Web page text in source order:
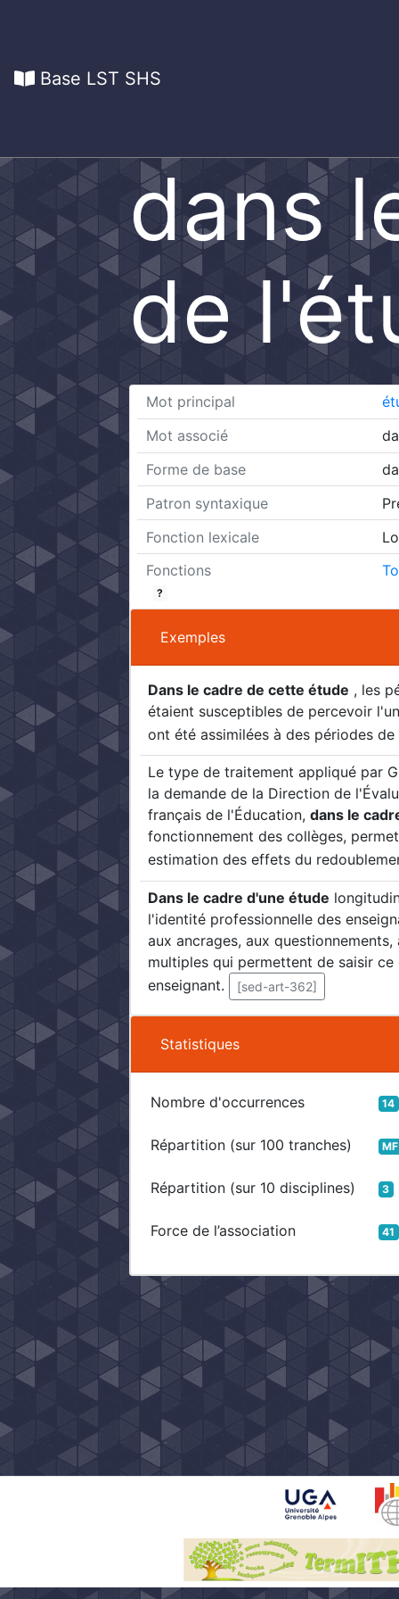
Base LST SHS
dans
de
Mot principal
Mot associé
Forme de base
Patron syntaxique
Fonction lexicale
Fonctions
?
Exemples
Dans le cadre de cette étude , les
étaient susceptibles de percevoir
ont été assimilées à des périodes
Le type de traitement appliqué par
la demande de la Direction de
français de l'Éducation,dans le
fonctionnement des collèges,
estimation des effets du
Dans le cadre d'une étude
l'identité professionnelle des
aux ancrages, aux
multiples qui permettent de saisir
enseignant.
[sed-art-362]
Statistiques
Nombre d'occurrences 14
Répartition (sur 100 tranches) MF
Répartition (sur 10 disciplines) 3
Force de l’association 41